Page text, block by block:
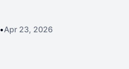
•Apr 23, 2026